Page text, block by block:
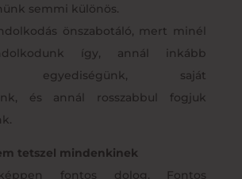
semmi különös.
önszabotáló, mert minél
így, annál inkább
egyediségünk, saját
és annál rosszabbul fogjuk
tetszel mindenkinek
fontos dolog. Fontos